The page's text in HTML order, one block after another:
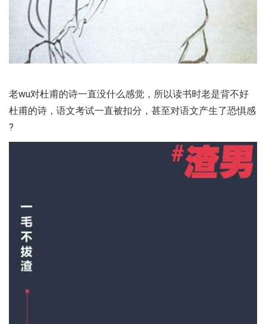
老wu对杜甫的诗一直没什么感觉，所以读书时老是背不好
杜甫的诗，语文考试一直被扣分，甚至对语文产生了恐惧感
?